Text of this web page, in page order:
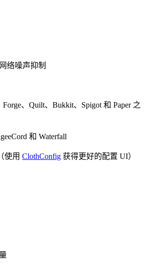
络噪声抑制
Forge、Quilt、Bukkit、Spigot 和 Paper 之
和 Waterfall
使用 ClothConfig 获得更好的配置 UI）